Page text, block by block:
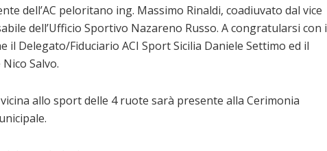
dell’AC peloritano ing. Massimo Rinaldi, coadiuvato dal vice
dell’Ufficio Sportivo Nazareno Russo. A congratularsi con i
il Delegato/Fiduciario ACI Sport Sicilia Daniele Settimo ed il
Salvo.
allo sport delle 4 ruote sarà presente alla Cerimonia